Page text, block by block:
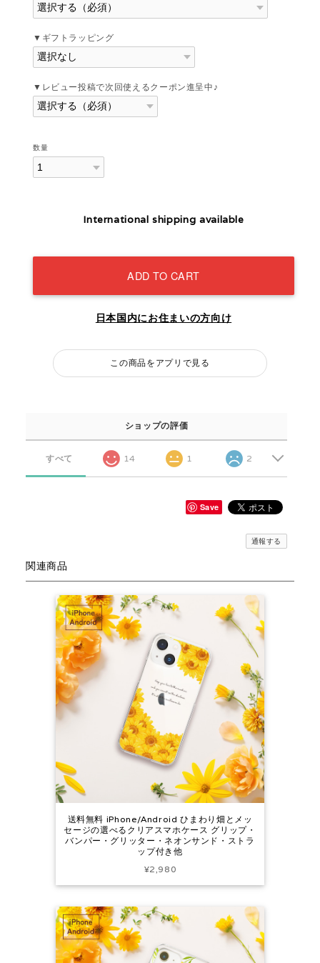
▼ギフトラッピング
▼レビュー投稿で次回使えるクーポン進呈中♪
数量
International shipping available
ADD TO CART
日本国内にお住まいの方向け
この商品をアプリで見る
ショップの評価
すべて 14 1 2
Save
通報する
関連商品
送料無料 iPhone/Android ひまわり畑とメッ
セージの選べるクリアスマホケース グリップ・
バンパー・グリッター・ネオンサンド・ストラ
ップ付き他
¥2,980